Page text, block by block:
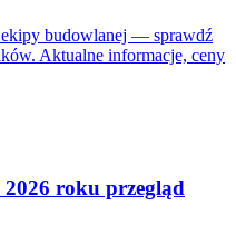
budowlanej — sprawdź
Aktualne informacje, ceny
2026 roku przegląd